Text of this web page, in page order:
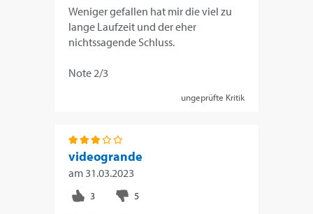
Weniger gefallen hat mir die viel zu
lange Laufzeit und der eher
nichtssagende Schluss.
Note 2/3
ungeprüfte Kritik
videogrande
am 31.03.2023